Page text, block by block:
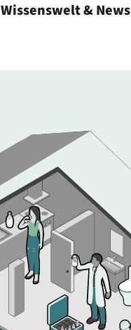
Wissenswelt & News